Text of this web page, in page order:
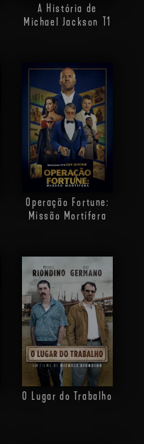
A História de
Michael Jackson T1
Operação Fortune:
Missão Mortífera
O Lugar do Trabalho